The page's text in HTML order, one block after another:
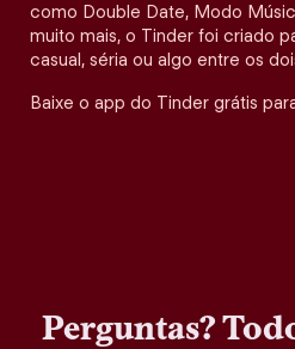
como Double Date, Modo
muito mais, o Tinder foi criado
casual, séria ou algo entre os
Baixe o app do Tinder grátis
Perguntas?